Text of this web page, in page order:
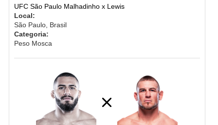
UFC São Paulo Malhadinho x Lewis
Local:
São Paulo, Brasil
Categoria:
Peso Mosca